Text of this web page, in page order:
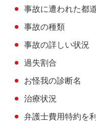
事故に遭われた都
事故の種類
事故の詳しい状況
過失割合
お怪我の診断名
治療状況
弁護士費用特約を